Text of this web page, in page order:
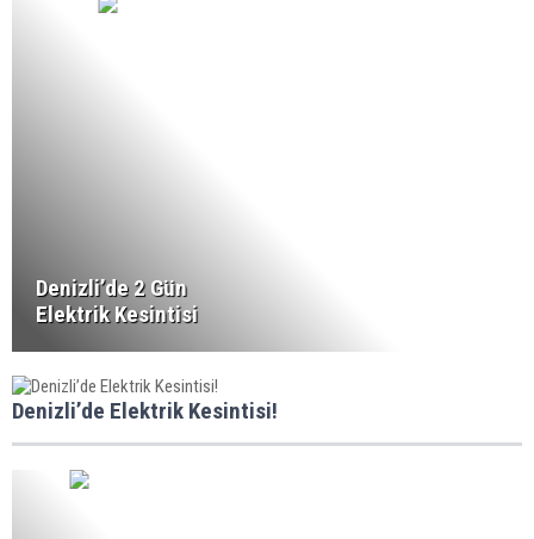
Denizli’de 2 Gün
Elektrik Kesintisi
Denizli’de Elektrik Kesintisi!